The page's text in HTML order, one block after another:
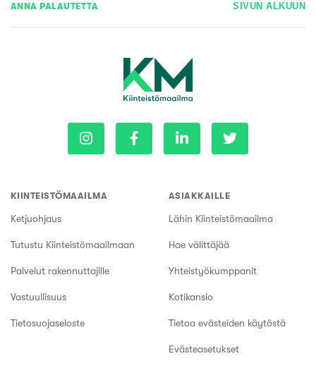
ANNA PALAUTETTA SIVUN ALKUUN
KIINTEISTÖMAAILMA
Ketjuohjaus
Tutustu Kiinteistömaailmaan
Palvelut rakennuttajille
Vastuullisuus
Tietosuojaseloste
ASIAKKAILLE
Lähin Kiinteistömaailma
Hae välittäjää
Yhteistyökumppanit
Kotikansio
Tietoa evästeiden käytöstä
Evästeasetukset